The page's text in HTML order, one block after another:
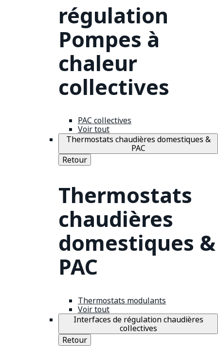
régulation
Pompes à
chaleur
collectives
PAC collectives
Voir tout
Thermostats chaudières domestiques &
PAC
Retour
Thermostats
chaudières
domestiques &
PAC
Thermostats modulants
Voir tout
Interfaces de régulation chaudières
collectives
Retour